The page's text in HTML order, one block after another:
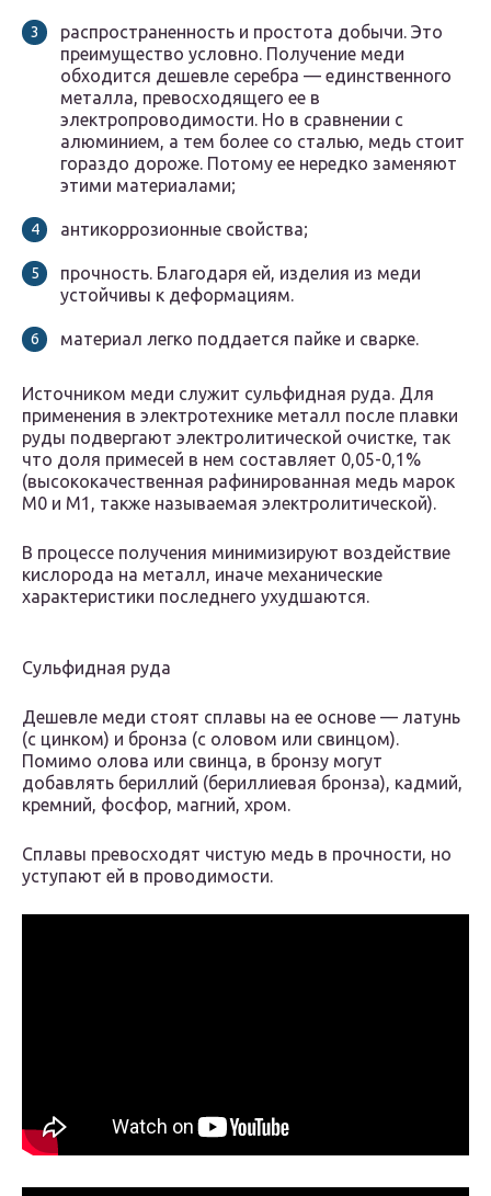
распространенность и простота добычи. Это
преимущество условно. Получение меди
обходится дешевле серебра — единственного
металла, превосходящего ее в
электропроводимости. Но в сравнении с
алюминием, а тем более со сталью, медь стоит
гораздо дороже. Потому ее нередко заменяют
этими материалами;
антикоррозионные свойства;
прочность. Благодаря ей, изделия из меди
устойчивы к деформациям.
материал легко поддается пайке и сварке.
Источником меди служит сульфидная руда. Для
применения в электротехнике металл после плавки
руды подвергают электролитической очистке, так
что доля примесей в нем составляет 0,05-0,1%
(высококачественная рафинированная медь марок
М0 и М1, также называемая электролитической).
В процессе получения минимизируют воздействие
кислорода на металл, иначе механические
характеристики последнего ухудшаются.
Сульфидная руда
Дешевле меди стоят сплавы на ее основе — латунь
(с цинком) и бронза (с оловом или свинцом).
Помимо олова или свинца, в бронзу могут
добавлять бериллий (бериллиевая бронза), кадмий,
кремний, фосфор, магний, хром.
Сплавы превосходят чистую медь в прочности, но
уступают ей в проводимости.